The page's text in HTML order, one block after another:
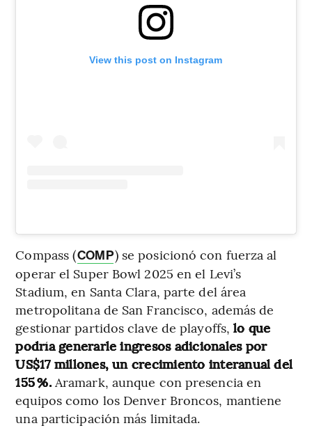
View this post on Instagram
Compass (COMP) se posicionó con fuerza al
operar el Super Bowl 2025 en el Levi’s
Stadium, en Santa Clara, parte del área
metropolitana de San Francisco, además de
gestionar partidos clave de playoffs,lo que
podría generarle ingresos adicionales por
US$17 millones, un crecimiento interanual del
155 %.Aramark, aunque con presencia en
equipos como los Denver Broncos, mantiene
una participación más limitada.